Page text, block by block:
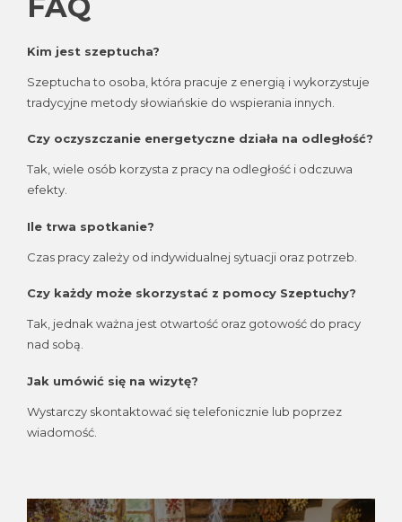
Kim jest szeptucha?
Szeptucha to osoba, która pracuje z energią i wykorzystuje
tradycyjne metody słowiańskie do wspierania innych.
Czy oczyszczanie energetyczne działa na odległość?
Tak, wiele osób korzysta z pracy na odległość i odczuwa
efekty.
Ile trwa spotkanie?
Czas pracy zależy od indywidualnej sytuacji oraz potrzeb.
Czy każdy może skorzystać z pomocy Szeptuchy?
Tak, jednak ważna jest otwartość oraz gotowość do pracy
nad sobą.
Jak umówić się na wizytę?
Wystarczy skontaktować się telefonicznie lub poprzez
wiadomość.